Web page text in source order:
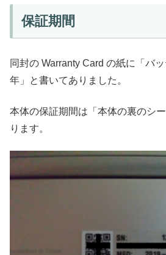
保証期間
同封の Warranty Card の紙に「バ
年」と書いてありました。
本体の保証期間は「本体の裏のシ
ります。